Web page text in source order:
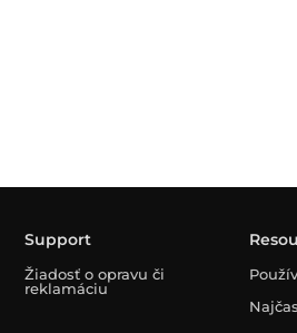
Support
Žiadosť o opravu či
reklamáciu